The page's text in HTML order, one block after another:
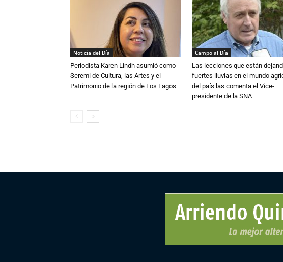
Noticia del Día
Periodista Karen Lindh asumió como
Seremi de Cultura, las Artes y el
Patrimonio de la región de Los Lagos
Campo al Día
Las lecciones que están
fuertes lluvias en el mundo
del país las comenta el Vice-
presidente de la SNA